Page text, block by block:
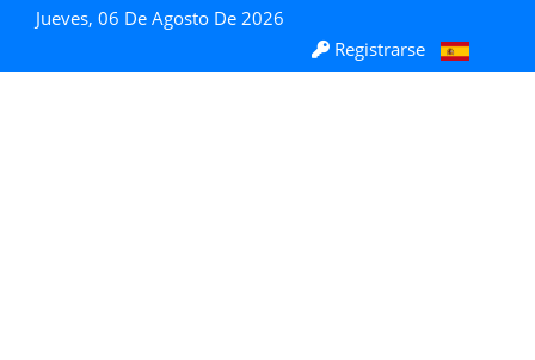
Jueves, 06 De Agosto De 2026
Registrarse